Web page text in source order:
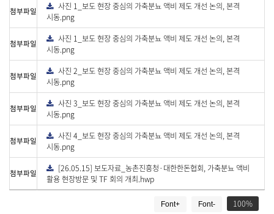
첨부파일
다
운
로
드
사진 1_보도 현장 중심의 가축분뇨 액비 제도 개선 논의, 본격
시동.png
첨부파일
다
운
로
드
사진 1_보도 현장 중심의 가축분뇨 액비 제도 개선 논의, 본격
시동.png
첨부파일
다
운
로
드
사진 2_보도 현장 중심의 가축분뇨 액비 제도 개선 논의, 본격
시동.png
첨부파일
다
운
로
드
사진 3_보도 현장 중심의 가축분뇨 액비 제도 개선 논의, 본격
시동.png
첨부파일
다
운
로
드
사진 4_보도 현장 중심의 가축분뇨 액비 제도 개선 논의, 본격
시동.png
첨부파일
다
운
로
드
[26.05.15] 보도자료_농촌진흥청·대한한돈협회, 가축분뇨 액비
활용 현장방문 및 TF 회의 개최.hwp
100
Font+ Font-